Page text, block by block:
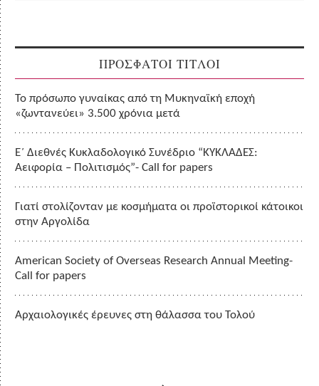
ΠΡΟΣΦΑΤΟΙ ΤΙΤΛΟΙ
Το πρόσωπο γυναίκας από τη Μυκηναϊκή εποχή
«ζωντανεύει» 3.500 χρόνια μετά
Ε΄ Διεθνές Κυκλαδολογικό Συνέδριο “ΚΥΚΛΑΔΕΣ:
Αειφορία – Πολιτισμός”- Call for papers
Γιατί στολίζονταν με κοσμήματα οι προϊστορικοί κάτοικοι
στην Αργολίδα
American Society of Overseas Research Annual Meeting-
Call for papers
Αρχαιολογικές έρευνες στη θάλασσα του Τολού